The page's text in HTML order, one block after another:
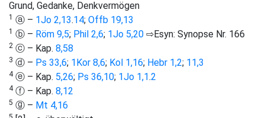
Grund, Gedanke, Denkvermögen
1 ⓐ – 1Jo 2,13.14; Offb 19,13
1 ⓑ – Röm 9,5; Phil 2,6; 1Jo 5,20 ⇨Esyn: Synopse Nr. 166
2 ⓒ – Kap. 8,58
3 ⓓ – Ps 33,6; 1Kor 8,6; Kol 1,16; Hebr 1,2; 11,3
4ⓔ – Kap. 5,26; Ps 36,10; 1Jo 1,1.2
4ⓕ – Kap. 8,12
5 ⓖ – Mt 4,16